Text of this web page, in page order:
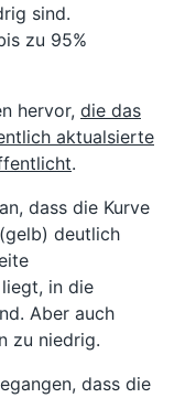
sind.
zu 95%
hervor, die das
aktualsierte
.
dass die Kurve
deutlich
in die
Aber auch
zu niedrig.
dass die